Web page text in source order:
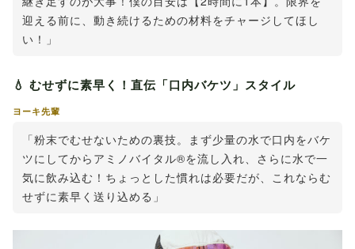
迎える前に、動き続けるための材料をチャージしてほし
い！」
💧 むせずに素早く！直伝「口内バケツ」スタイル
ヨーキ先輩
「粉末でむせないための裏技。まず少量の水で口内をバケ
ツにしてからアミノバイタル®を流し入れ、さらに水で一
気に飲み込む！ちょっとした慣れは必要だが、これならむ
せずに素早く送り込める」